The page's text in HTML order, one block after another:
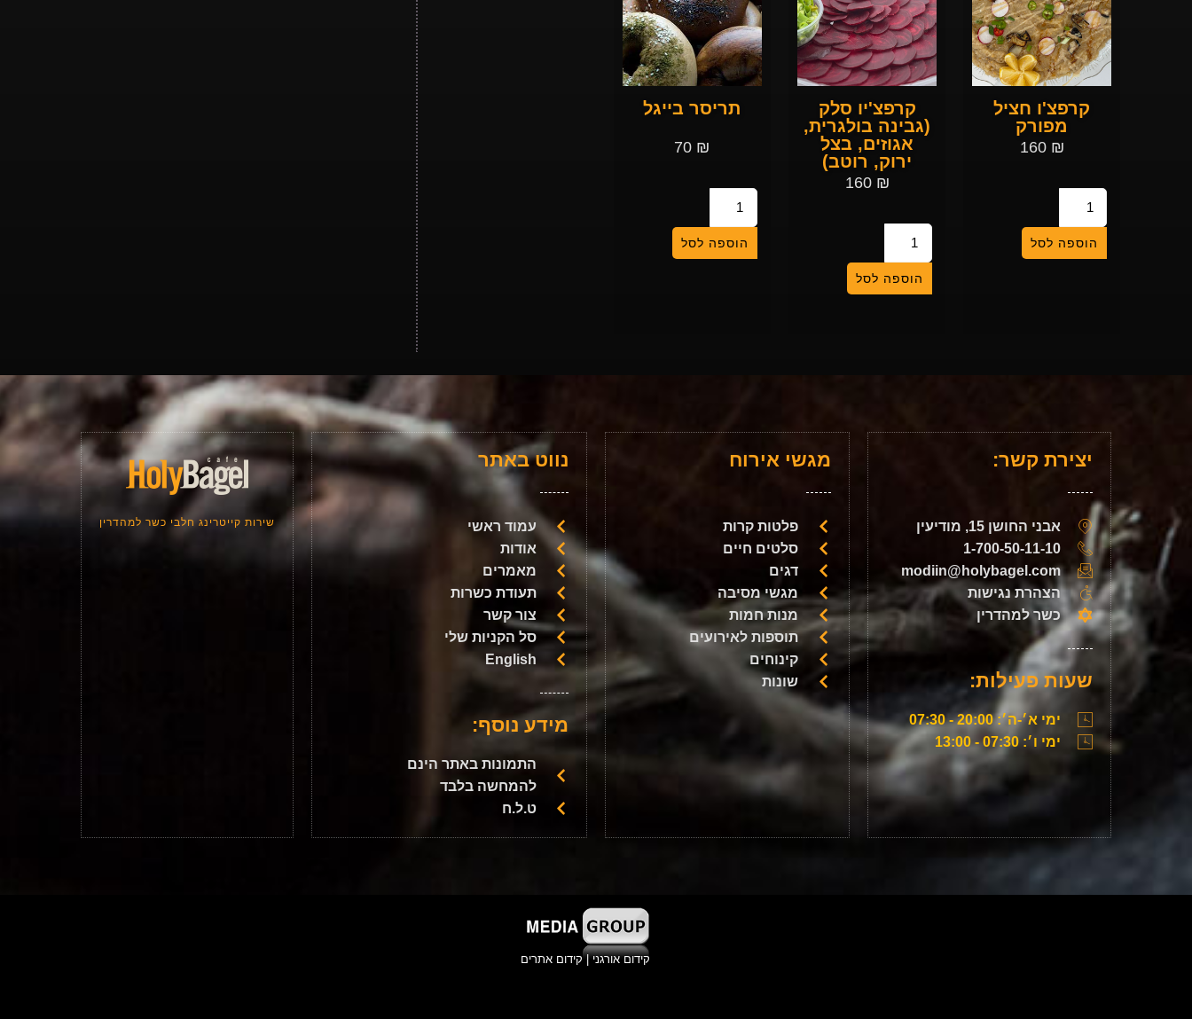
קרפצ'ו חציל
מפורק
₪
160
הוספה לסל
קרפצ'יו סלק
(גבינה בולגרית,
אגוזים, בצל
ירוק, רוטב)
₪
160
הוספה לסל
תריסר בייגל
₪
הוספה לסל
יצירת קשר:
אבני החושן 15, מודיעין
1-700-50-11-10
modiin@holybagel.com
הצהרת נגישות
כשר למהדרין
שעות פעילות:
ימי א׳-ה׳: 20:00 - 07:30
ימי ו׳: 07:30 - 13:00
מגשי אירוח
פלטות קרות
סלטים חיים
דגים
מגשי מסיבה
מנות חמות
תוספות לאירועים
קינוחים
שונות
נווט באתר
עמוד ראשי
אודות
מאמרים
תעודת כשרות
צור קשר
סל הקניות שלי
English
מידע נוסף:
התמונות באתר הינם
להמחשה בלבד
ט.ל.ח
שירות קייטרינג חלבי כשר למהדרין
קידום אורגני|קידום אתרים